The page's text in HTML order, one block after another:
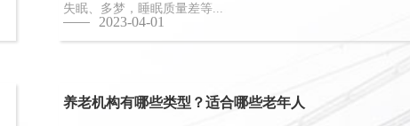
失眠、多梦，睡眠质量差等...
2023-04-01
养老机构有哪些类型？适合哪些老年人